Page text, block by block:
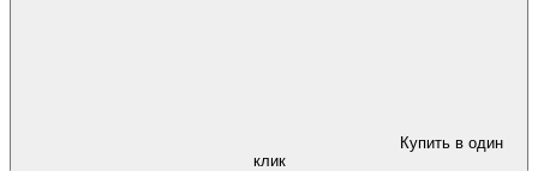
Купить в один
клик